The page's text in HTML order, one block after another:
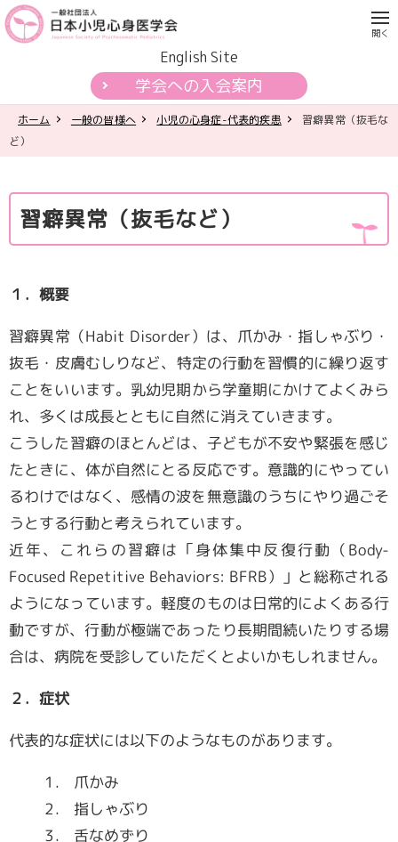
English Site
学会への入会案内
学会について
学会認定制度
公開資料・提言
一般の皆様へ
会員専用ページ
ホーム 一般の皆様へ 小児の心身症-代表的疾患
習癖異常（抜毛な
ど）
習癖異常（抜毛など）
１．概要
習癖異常（Habit Disorder）は、爪かみ・指しゃぶり・
抜毛・皮膚むしりなど、特定の行動を習慣的に繰り返す
ことをいいます。乳幼児期から学童期にかけてよくみら
れ、多くは成長とともに自然に消えていきます。
こうした習癖のほとんどは、子どもが不安や緊張を感じ
たときに、体が自然にとる反応です。意識的にやってい
るわけではなく、感情の波を無意識のうちにやり過ごそ
うとする行動と考えられています。
近年、これらの習癖は「身体集中反復行動（Body-
Focused Repetitive Behaviors: BFRB）」と総称される
ようになっています。軽度のものは日常的によくある行
動ですが、行動が極端であったり長期間続いたりする場
合は、病院を受診していただくとよいかもしれません。
２．症状
代表的な症状には以下のようなものがあります。
1． 爪かみ
2． 指しゃぶり
3． 舌なめずり